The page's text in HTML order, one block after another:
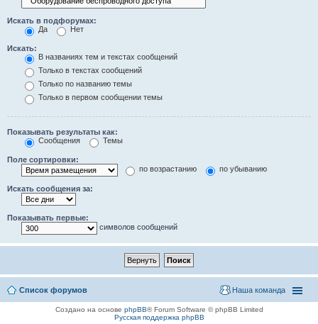
Искать в подфорумах:
Да
Нет
Искать:
В названиях тем и текстах сообщений
Только в текстах сообщений
Только по названию темы
Только в первом сообщении темы
Показывать результаты как:
Сообщения
Темы
Поле сортировки:
по возрастанию
по убыванию
Искать сообщения за:
Показывать первые:
символов сообщений
Список форумов Наша команда
Создано на основе phpBB® Forum Software © phpBB Limited
Русская поддержка phpBB